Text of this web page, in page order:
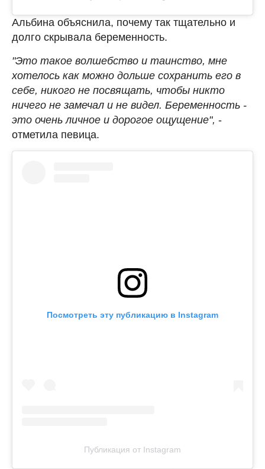
Альбина объяснила, почему так тщательно и
долго скрывала беременность.
"Это такое волшебство и таинство, мне
хотелось как можно дольше сохранить его в
себе, никого не посвящать, чтобы никто
ничего не замечал и не видел. Беременность -
это очень личное и дорогое ощущение", -
отметила певица.
Посмотреть эту публикацию в Instagram
Публикация от Instagram